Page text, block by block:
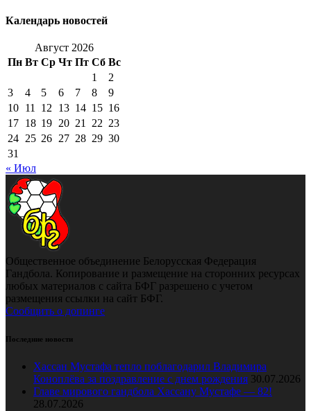
Календарь новостей
Август 2026
Пн Вт Ср Чт Пт Сб Вс
1
2
3
4 5 6 7 8
9
10 11 12 13 14 15 16
17 18 19 20 21 22 23
24 25 26 27 28 29 30
31
« Июл
Общественное объединение Белорусская Федерация
Гандбола. Копирование и размещение на сторонних ресурсах
любых материалов с сайта БФГ разрешено с учетом
размещения ссылки на сайт БФГ.
Сообщить о допинге
Последние новости
Хассан Мустафа тепло поблагодарил Владимира
Коноплёва за поздравление с днем рождения 30.07.2026
Главе мирового гандбола Хассану Мустафе — 82!
28.07.2026